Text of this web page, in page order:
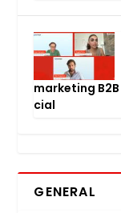
mar­ke­ting
cial
GENERAL